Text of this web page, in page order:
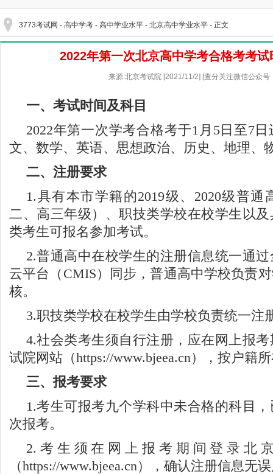
3773考试网 - 高中学考 - 高中学业水平 - 北京高中学业水平 - 正文
2022年第一次北京高中学考合格考考
来源:北京考试院 [2021/11/2] [查分关注微信公众号
一、考试时间及科目
2022年第一次学考合格考于1月5日至7
文、数学、英语、思想政治、历史、地理、
二、注册要求
1.具有本市学籍的2019级、2020级普通
二、高三年级）、职技类学校在校学生以
类考生可报名参加考试。
2.普通高中在校学生的注册信息统一通
云平台（CMIS）同步，普通高中学校负责
核。
3.职技类学校在校学生由学校负责统一注
4.社会类考生须自行注册，应在网上报
试院网站（https://www.bjeea.cn），按户籍
三、报考要求
1.考生可报考九个学科中未合格的科目
次报考。
2. 考生须在网上报考期间登录北
（https://www.bjeea.cn），确认注册信息无